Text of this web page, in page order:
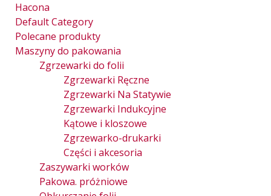
Hacona
Default Category
Polecane produkty
Maszyny do pakowania
Zgrzewarki do folii
Zgrzewarki Ręczne
Zgrzewarki Na Statywie
Zgrzewarki Indukcyjne
Kątowe i kloszowe
Zgrzewarko-drukarki
Części i akcesoria
Zaszywarki worków
Pakowa. próżniowe